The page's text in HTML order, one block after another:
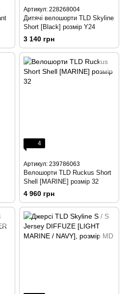
Артикул: 228268004
Дитячі велошорти TLD Skyline
Short [Black] розмір Y24
3 140 грн
4
Артикул: 239786063
Велошорти TLD Ruckus Short
Shell [MARINE] розмір 32
4 960 грн